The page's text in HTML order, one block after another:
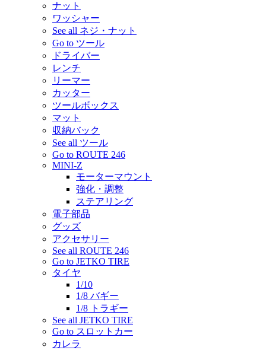
ナット
ワッシャー
See all ネジ・ナット
Go to ツール
ドライバー
レンチ
リーマー
カッター
ツールボックス
マット
収納バック
See all ツール
Go to ROUTE 246
MINI-Z
モーターマウント
強化・調整
ステアリング
電子部品
グッズ
アクセサリー
See all ROUTE 246
Go to JETKO TIRE
タイヤ
1/10
1/8 バギー
1/8 トラギー
See all JETKO TIRE
Go to スロットカー
カレラ